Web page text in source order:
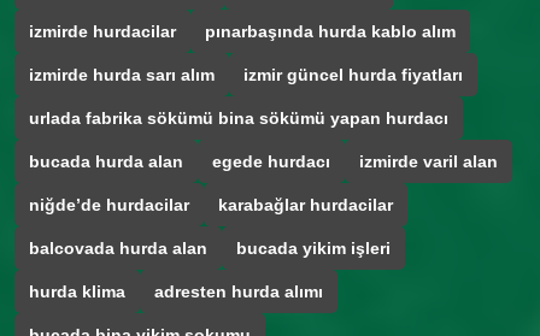
izmirde hurdacilar pınarbaşında hurda kablo alım
izmirde hurda sarı alım izmir güncel hurda fiyatları
urlada fabrika sökümü bina sökümü yapan hurdacı
bucada hurda alan egede hurdacı izmirde varil alan
niğde’de hurdacilar karabağlar hurdacilar
balcovada hurda alan bucada yikim işleri
hurda klima adresten hurda alımı